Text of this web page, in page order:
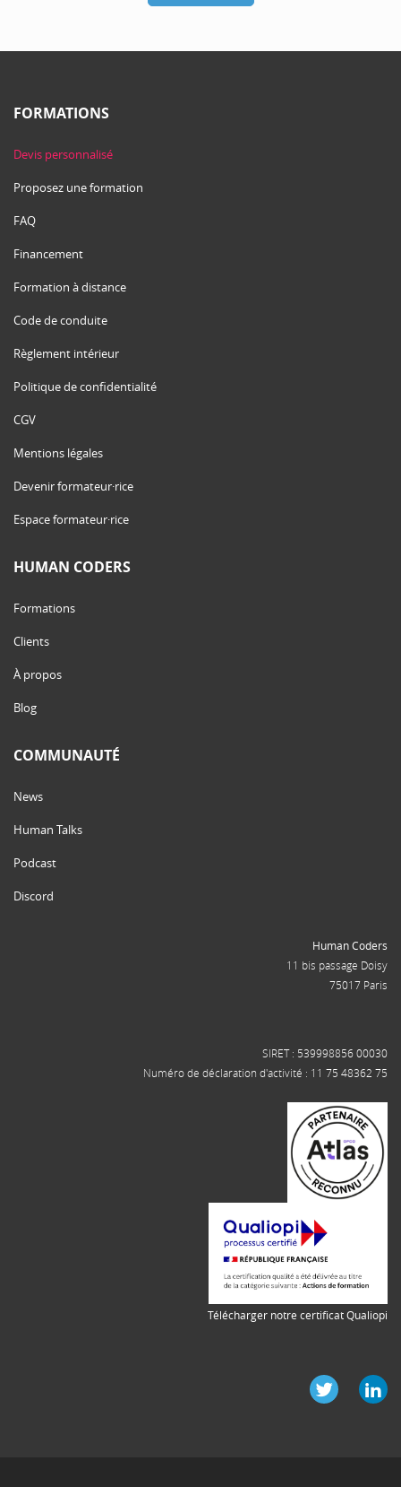
FORMATIONS
Devis personnalisé
Proposez une formation
FAQ
Financement
Formation à distance
Code de conduite
Règlement intérieur
Politique de confidentialité
CGV
Mentions légales
Devenir formateur·rice
Espace formateur·rice
HUMAN CODERS
Formations
Clients
À propos
Blog
COMMUNAUTÉ
News
Human Talks
Podcast
Discord
Human Coders
11 bis passage Doisy
75017 Paris
SIRET : 539998856 00030
Numéro de déclaration d'activité : 11 75 48362 75
Télécharger notre certificat Qualiopi